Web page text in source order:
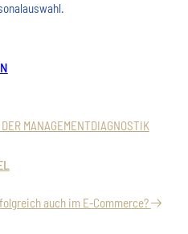
MANAGEMENTDIAGNOSTIK
auch im E-Commerce?